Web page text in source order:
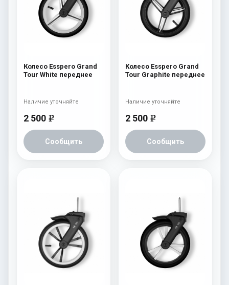
Колесо Esspero Grand
Tour White переднее
2 500 e
Сообщить
Наличие уточняйте
Колесо Esspero Grand
Tour Graphite переднее
2 500 e
Сообщить
Наличие уточняйте